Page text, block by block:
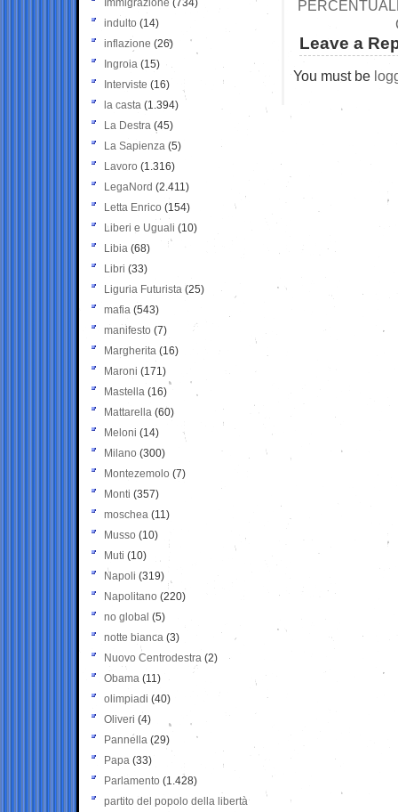
Leave a
You must be
Immigrazione (734)
indulto (14)
inflazione (26)
Ingroia (15)
Interviste (16)
la casta (1.394)
La Destra (45)
La Sapienza (5)
Lavoro (1.316)
LegaNord (2.411)
Letta Enrico (154)
Liberi e Uguali (10)
Libia (68)
Libri (33)
Liguria Futurista (25)
mafia (543)
manifesto (7)
Margherita (16)
Maroni (171)
Mastella (16)
Mattarella (60)
Meloni (14)
Milano (300)
Montezemolo (7)
Monti (357)
moschea (11)
Musso (10)
Muti (10)
Napoli (319)
Napolitano (220)
no global (5)
notte bianca (3)
Nuovo Centrodestra (2)
Obama (11)
olimpiadi (40)
Oliveri (4)
Pannella (29)
Papa (33)
Parlamento (1.428)
partito del popolo della libertà